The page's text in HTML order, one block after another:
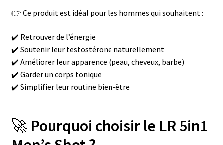
👉 Ce produit est idéal pour les hommes qui souhaitent :
✔️ Retrouver de l’énergie
✔️ Soutenir leur testostérone naturellement
✔️ Améliorer leur apparence (peau, cheveux, barbe)
✔️ Garder un corps tonique
✔️ Simplifier leur routine bien-être
🚀 Pourquoi choisir le LR 5in1